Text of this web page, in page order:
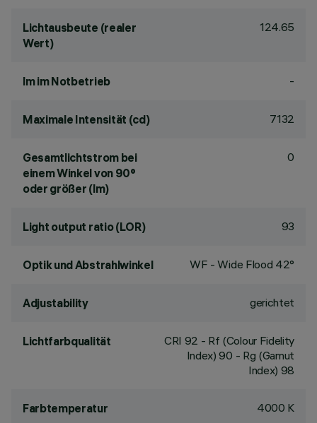
Lichtausbeute (realer
Wert)
124.65
lm im Notbetrieb -
Maximale Intensität (cd) 7132
Gesamtlichtstrom bei
einem Winkel von 90°
oder größer (lm)
0
Light output ratio (LOR) 93
Optik und Abstrahlwinkel WF - Wide Flood 42°
Adjustability gerichtet
Lichtfarbqualität CRI 92 - Rf (Colour Fidelity
Index) 90 - Rg (Gamut
Index) 98
Farbtemperatur 4000 K